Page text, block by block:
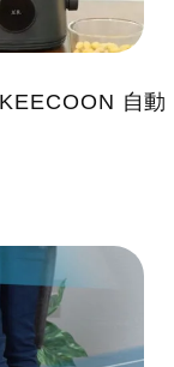
自動